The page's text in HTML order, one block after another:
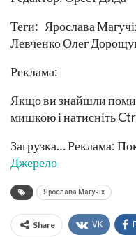
Теги: Ярослава
Левченко Олег
Реклама:
Якщо ви знайшли
мишкою і натисніть
Загрузка… Реклама:
Джерело
Ярослава Магучіх
Share VK